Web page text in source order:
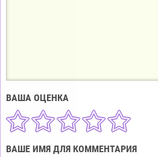
ВАША ОЦЕНКА
ВАШЕ ИМЯ ДЛЯ КОММЕНТАРИЯ